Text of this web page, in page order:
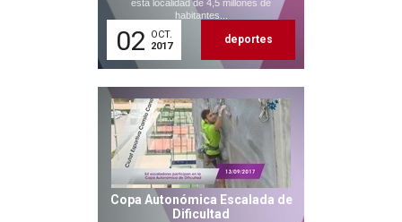
esta localidad de 4,5 millones de
habitantes...
02
OCT.
2017
deportes
Copa Autonómica Escalada de
Dificultad